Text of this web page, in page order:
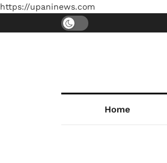
https://upaninews.com
Home